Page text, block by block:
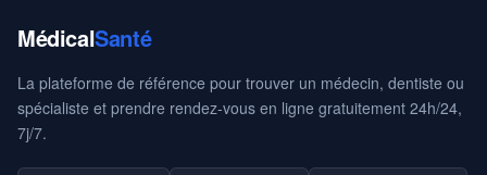
MédicalSanté
La plateforme de référence pour trouver un médecin, dentiste ou
spécialiste et prendre rendez-vous en ligne gratuitement 24h/24,
7j/7.